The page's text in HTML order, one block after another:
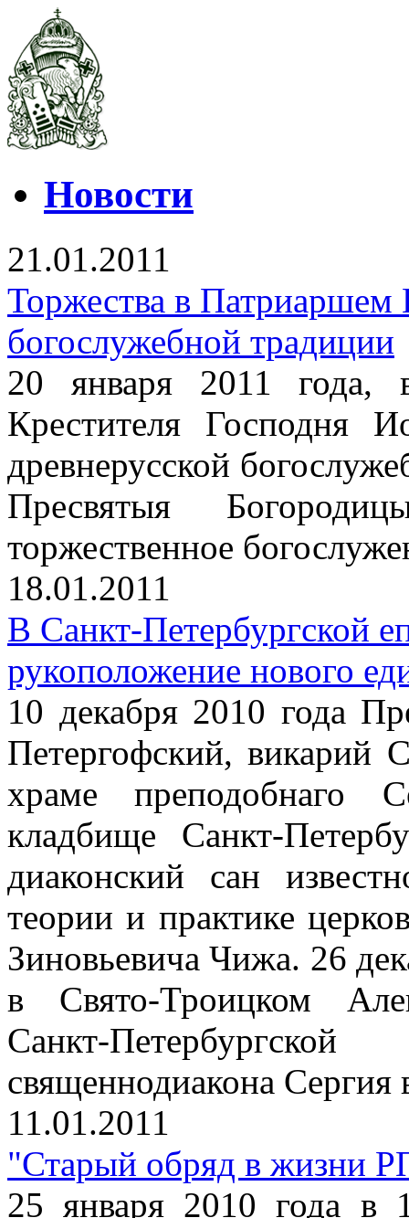
Новости
21.01.2011
Торжества в Патриаршем
богослужебной традиции
20 января 2011 года,
Крестителя Господня
древнерусской
Пресвятыя
торжественное
18.01.2011
В Санкт-Петербургской
рукоположение нового
10 декабря 2010 года
Петергофский, викарий
храме преподобнаго
кладбище Санкт-
диаконский сан
теории и практике
Зиновьевича Чижа. 26
в Свято-Троицком
Санкт-
священнодиакона Сергия
11.01.2011
"Старый обряд в жизни
25 января 2010 года в